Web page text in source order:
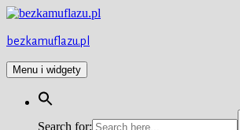
Przejdź
treści
bezkamuflazu.pl
Menu i widgety
Search for: